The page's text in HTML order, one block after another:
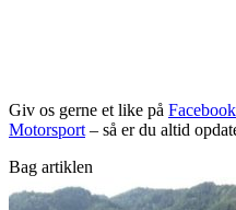
Giv os gerne et like på Facebook
Motorsport – så er du altid
Bag artiklen